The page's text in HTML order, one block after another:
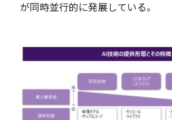
が同時並行的に発展している。